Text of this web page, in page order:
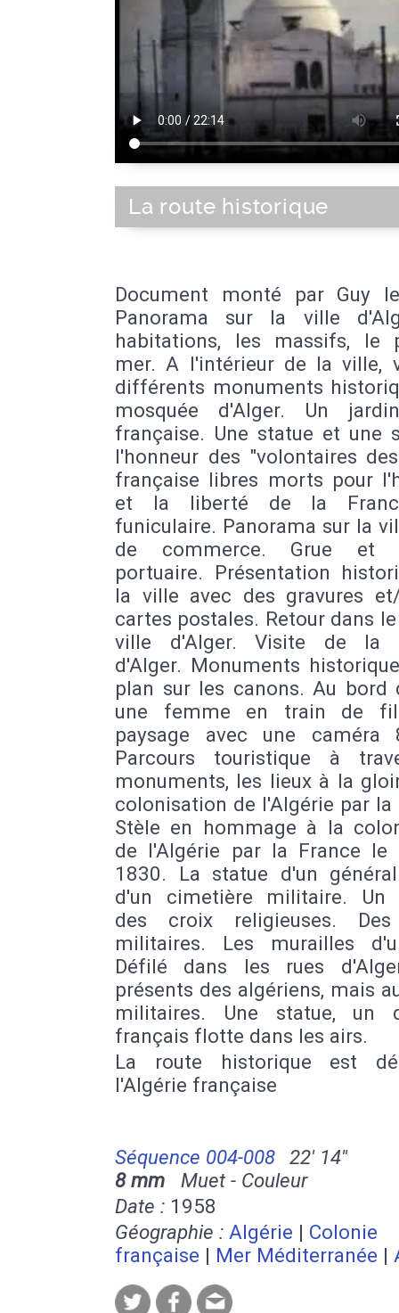
La route historique
Document monté par Guy
Panorama sur la ville
habitations, les massifs, le
mer. A l'intérieur de la ville,
différents monuments
mosquée d'Alger. Un
française. Une statue et une
l'honneur des "volontaires
française libres morts pour
et la liberté de la
funiculaire. Panorama sur la
de commerce. Grue et
portuaire. Présentation
la ville avec des gravures
cartes postales. Retour dans
ville d'Alger. Visite de la
d'Alger. Monuments
plan sur les canons. Au bord
une femme en train de
paysage avec une
Parcours touristique à
monuments, les lieux à la
colonisation de l'Algérie par la
Stèle en hommage à la
de l'Algérie par la France le
1830. La statue d'un
d'un cimetière militaire. Un
des croix religieuses.
militaires. Les murailles
Défilé dans les rues
présents des algériens, mais
militaires. Une statue, un
français flotte dans les airs.
La route historique est
l'Algérie française
Séquence 004-008
22' 14''
8 mm Muet - Couleur
Date : 1958
Géographie : Algérie | Colonie
française | Mer Méditerranée |